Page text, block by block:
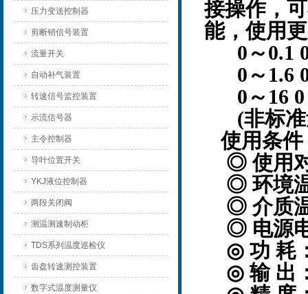
压力变送控制器
剪断销信号装置
流量开关
自动补气装置
转速信号监控装置
示流信号器
主令控制器
导叶位置开关
YKJ液位控制器
两段关闭阀
测温测速制动柜
TDS系列温度巡检仪
齿盘转速测控装置
数字式温度测量仪
接操作，
能，使用
0～0.1 0
0～1.6 0
0～16 0
(非标准
使用条件
◎ 使用对
◎ 环境
◎ 介质
◎ 电源电
◎ 功 耗
◎ 输 出